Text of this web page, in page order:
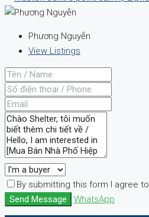
Phương Nguyễn
View Listings
By submitting this form I agree to
Send Message
WhatsApp